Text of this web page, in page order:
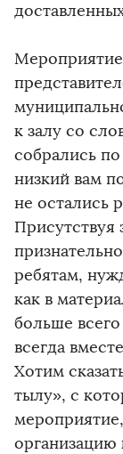
Мероприятие
к залу со
собрались
низкий вам
не остались
ребятам,
как в
больше
всегда
Хотим
тылу», с
организацию